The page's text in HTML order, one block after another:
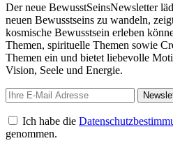
Der neue BewusstSeinsNewsletter
neuen Bewusstseins zu wandeln,
kosmische Bewusstsein erleben
Themen, spirituelle Themen sowie
Themen ein und bietet liebevolle
Vision, Seele und Energie.
Ich habe die
genommen.